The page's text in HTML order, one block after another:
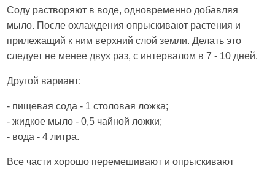
Соду растворяют в воде, одновременно добавляя
мыло. После охлаждения опрыскивают растения и
прилежащий к ним верхний слой земли. Делать это
следует не менее двух раз, с интервалом в 7 - 10 дней.
Другой вариант:
- пищевая сода - 1 столовая ложка;
- жидкое мыло - 0,5 чайной ложки;
- вода - 4 литра.
Все части хорошо перемешивают и опрыскивают